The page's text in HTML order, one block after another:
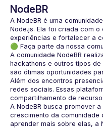
NodeBR
A NodeBR é uma
Node.js. Ela foi criada com
🟢 Faça parte da nossa
A comunidade NodeBR
hackathons e outros tipos
Além dos encontros
redes sociais. Essas
A NodeBR busca promover
crescimento da comunidade
aprender mais sobre elas, a